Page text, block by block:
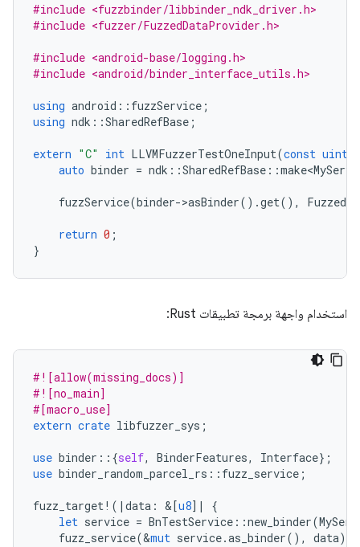
#include <fuzzbinder/libbinder_ndk_driver.h>
#include <fuzzer/FuzzedDataProvider.h>
#include <android-base/logging.h>
#include <android/binder_interface_utils.h>
using android :: fuzzService ;
using ndk ::SharedRefBase ;
extern "C" int LLVMFuzzerTestOneInput(const
auto binder = ndk ::SharedRefBase ::
fuzzService(binder->asBinder().get(),
return 0 ;
}
استخدام واجهة برمجة تطبيقات Rust:
#![allow(missing_docs)]
#![no_main]
#[macro_use]
extern crate libfuzzer_sys ;
use binder ::{self, BinderFeatures, Interface};
use binder_random_parcel_rs :: fuzz_service ;
fuzz_target! ( | data : &[u8] |
{
let service = BnTestService ::new_binder(
fuzz_service(&mut service.as_binder(), data);